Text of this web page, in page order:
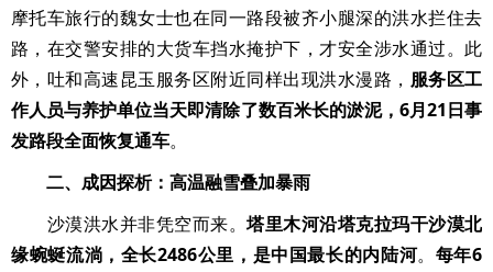
摩托车旅行的魏女士也在同一路段被齐小腿深的洪水拦住去
路，在交警安排的大货车挡水掩护下，才安全涉水通过。此
外，吐和高速昆玉服务区附近同样出现洪水漫路， 服务区工
作人员与养护单位当天即清除了数百米长的淤泥，6月21日事
发路段全面恢复通车。
二、成因探析：高温融雪叠加暴雨
沙漠洪水并非凭空而来。塔里木河沿塔克拉玛干沙漠北
缘蜿蜒流淌，全长2486公里，是中国最长的内陆河。 每年6